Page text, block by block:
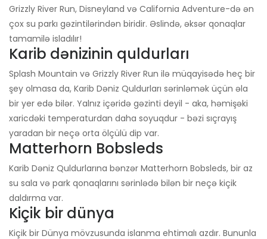
Grizzly River Run, Disneyland və California Adventure-də ən
çox su parkı gəzintilərindən biridir. Əslində, əksər qonaqlar
tamamilə isladılır!
Karib dənizinin quldurları
Splash Mountain və Grizzly River Run ilə müqayisədə heç bir
şey olmasa da, Karib Dəniz Quldurları sərinləmək üçün əla
bir yer edə bilər. Yalnız içəridə gəzinti deyil - aka, həmişəki
xaricdəki temperaturdan daha soyuqdur - bəzi sıçrayış
yaradan bir neçə orta ölçülü dip var.
Matterhorn Bobsleds
Karib Dəniz Quldurlarına bənzər Matterhorn Bobsleds, bir az
su sala və park qonaqlarını sərinlədə bilən bir neçə kiçik
daldırma var.
Kiçik bir dünya
Kiçik bir Dünya mövzusunda islanma ehtimalı azdır. Bununla